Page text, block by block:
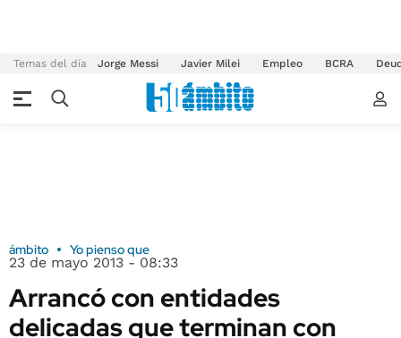
Temas del día Jorge Messi Javier Milei Empleo BCRA
ámbito Yo pienso que
23 de mayo 2013 - 08:33
Arrancó con entidades
delicadas que terminan con